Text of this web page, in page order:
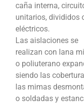
caña interna,
unitarios, divididos
eléctricos.
Las aislaciones se
realizan con lana
o poliuterano
siendo las
las mimas
o soldadas y